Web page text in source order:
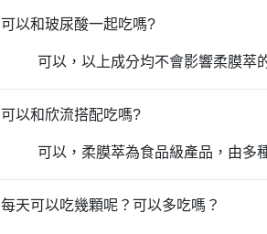
可以和玻尿酸一起吃嗎?
可以，以上成分均不會影響柔膜萃
可以和欣流搭配吃嗎?
可以，柔膜萃為食品級產品，由多
每天可以吃幾顆呢？可以多吃嗎？